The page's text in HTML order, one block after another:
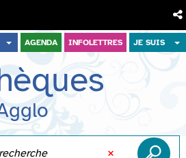
AGENDA INFOLETTRES JE SUIS